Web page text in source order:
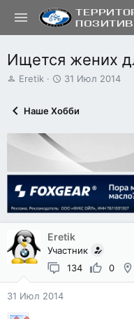
Ищется жених
А
ы
Eretik
Д
а
ч
л
а
31 Июл 2014
Наше Хобби
Eretik
Участник
134
0
31 Июл 2014